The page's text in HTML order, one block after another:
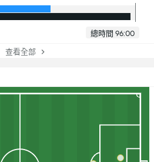
總時間 96:00
查看全部